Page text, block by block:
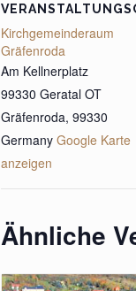
Kirchgemeinderaum
Gräfenroda
Am Kellnerplatz
99330 Geratal OT
Gräfenroda, 99330
Germany Google Karte
anzeigen
Ähnliche